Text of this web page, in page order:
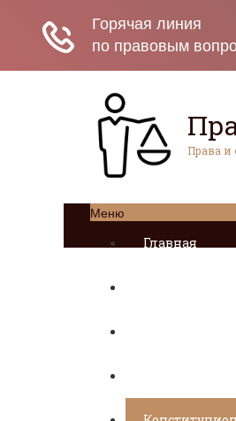
Права и
Меню
Главная